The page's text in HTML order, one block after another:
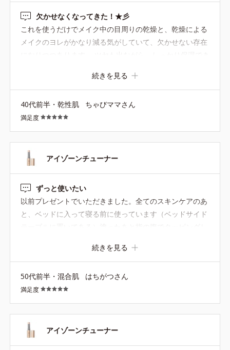
欠かせなくなってきた！★彡
これを使うだけでメイク中の目周りの乾燥と、乾燥による
メイクのヨレがかなり減る気がしていて、欠かせない存在
って優しく馴染ませています。
続きを見る
40代前半・乾性肌 ちゃびママさん
満足度
アイゾーンチューナー
ずっと使いたい
以前プレゼントでいただきました。全てのスキンケアのあ
と、ベッドに入って寝る前に使っています（ベッドサイド
ンチューナーのおかげだと思ってます。そろそろなくなる
続きを見る
50代前半・混合肌 はちがつさん
満足度
アイゾーンチューナー